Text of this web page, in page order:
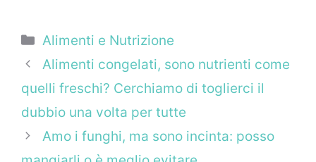
Categorie
Alimenti e Nutrizione
Alimenti congelati, sono nutrienti come
quelli freschi? Cerchiamo di toglierci il
dubbio una volta per tutte
Amo i funghi, ma sono incinta: posso